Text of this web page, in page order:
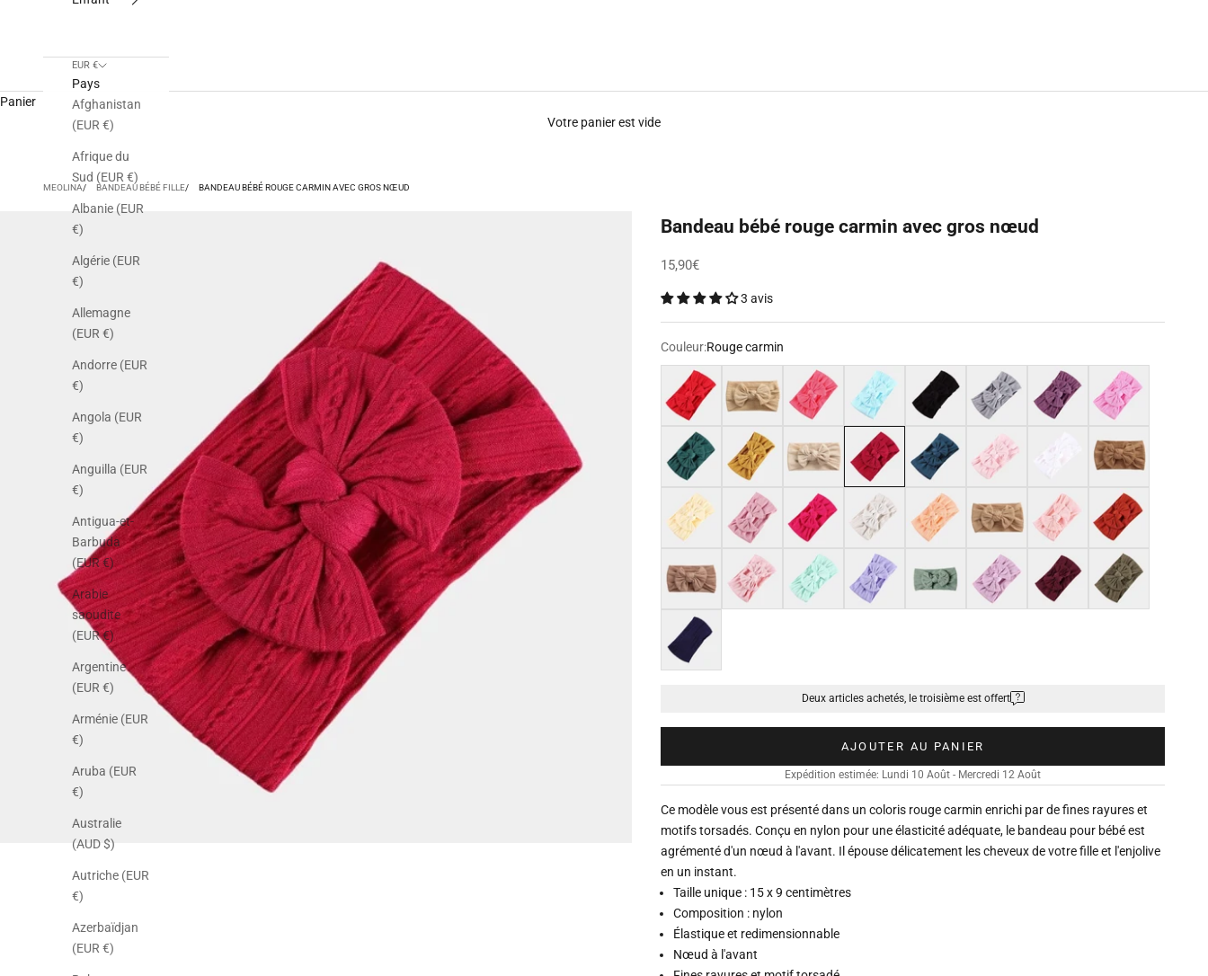
EUR €
Pays
Afghanistan
(EUR €)
Afrique du
Sud (EUR €)
Albanie (EUR
€)
Algérie (EUR
€)
Allemagne
(EUR €)
Andorre (EUR
€)
Angola (EUR
€)
Anguilla (EUR
€)
Antigua-et-
Barbuda
(EUR €)
Arabie
saoudite
(EUR €)
Argentine
(EUR €)
Arménie (EUR
€)
Aruba (EUR
€)
Australie
(AUD $)
Autriche (EUR
€)
Azerbaïdjan
(EUR €)
Panier
Votre panier est vide
MEOLINA BANDEAU BÉBÉ FILLE BANDEAU BÉBÉ ROUGE CARMIN AVEC GROS NŒUD
Bandeau bébé rouge carmin avec gros nœud
Prix de vente
15,90€
3 avis
Couleur:Rouge carmin
Rouge
Rose Bleu ciel Violet Rose lavande
Vert foncé Jaune Rouge carmin Rose pâle
Jaune clair Rose orchidéeRose framboiseGris clair Orange clair Rose clair Rouge Cornell
Rose thé Vert menthe Violet glycine Violet clair Rouge vin Marron taupe
Bleu marine
Deux articles achetés, le troisième est offert
AJOUTER AU PANIER
Expédition estimée: Lundi 10 Août - Mercredi 12 Août
Ce modèle vous est présenté dans un coloris rouge carmin enrichi par de fines rayures et
motifs torsadés. Conçu en nylon pour une élasticité adéquate, le bandeau pour bébé est
agrémenté d'un nœud à l'avant. Il épouse délicatement les cheveux de votre fille et l'enjolive
en un instant.
Taille unique : 15 x 9 centimètres
Composition : nylon
Élastique et redimensionnable
Nœud à l'avant